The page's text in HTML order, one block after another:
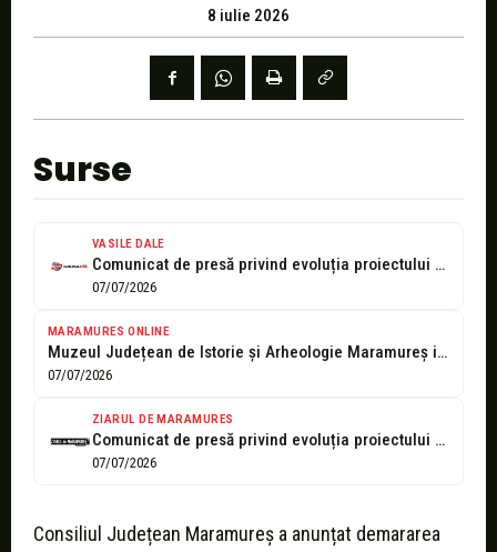
8 iulie 2026
Surse
VASILE DALE
Comunicat de presă privind evoluția proiectului „Reabilitarea Muzeului Județean de Istorie și...
07/07/2026
MARAMURES ONLINE
Muzeul Județean de Istorie și Arheologie Maramureș intră într-un amplu proces de...
07/07/2026
ZIARUL DE MARAMURES
Comunicat de presă privind evoluția proiectului „Reabilitarea Muzeului Județean de Istorie și...
07/07/2026
Consiliul Județean Maramureș a anunțat demararea